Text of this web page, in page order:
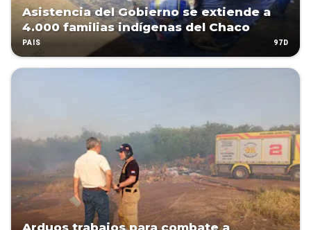
Asistencia del Gobierno se extiende a
4.000 familias indígenas del Chaco
PAÍS 97D